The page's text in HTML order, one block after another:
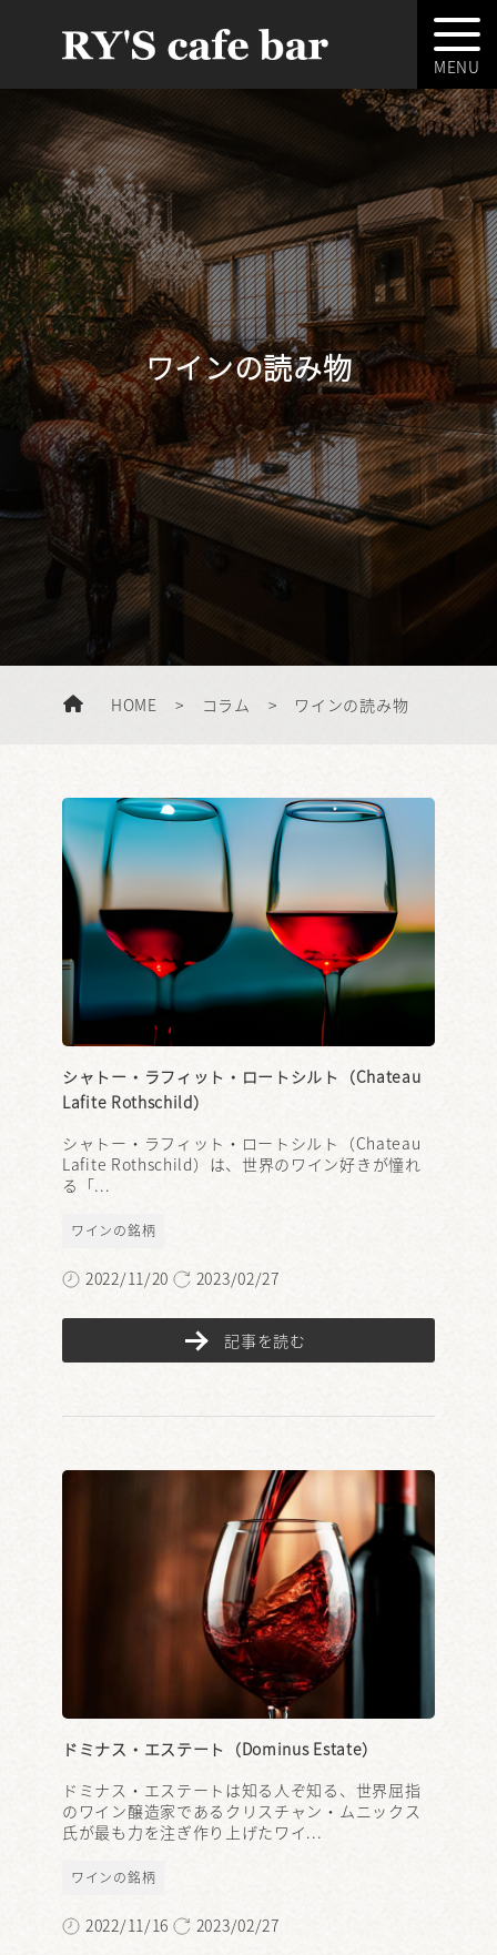
ワインの読み物
HOME > コラム > ワインの読み物
シャトー・ラフィット・ロートシルト（Chateau
Lafite Rothschild）
シャトー・ラフィット・ロートシルト（Chateau
Lafite Rothschild）は、世界のワイン好きが憧れ
る「...
ワインの銘柄
2022/11/20 2023/02/27
記事を読む
ドミナス・エステート（Dominus Estate）
ドミナス・エステートは知る人ぞ知る、世界屈指
のワイン醸造家であるクリスチャン・ムニックス
氏が最も力を注ぎ作り上げたワイ...
ワインの銘柄
2022/11/16 2023/02/27